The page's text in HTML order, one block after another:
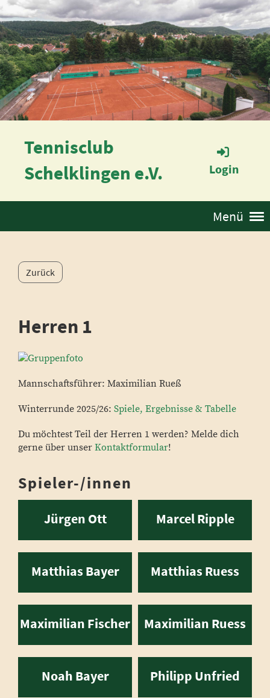
Tennisclub
Schelklingen e.V.
Login
Menü
Zurück
Herren 1
Mannschaftsführer: Maximilian Rueß
Winterrunde 2025/26: Spiele, Ergebnisse & Tabelle
Du möchtest Teil der Herren 1 werden? Melde dich
gerne über unser Kontaktformular!
Spieler-/innen
Jürgen Ott Marcel Ripple
Matthias Bayer Matthias Ruess
Maximilian Fischer Maximilian Ruess
Noah Bayer Philipp Unfried